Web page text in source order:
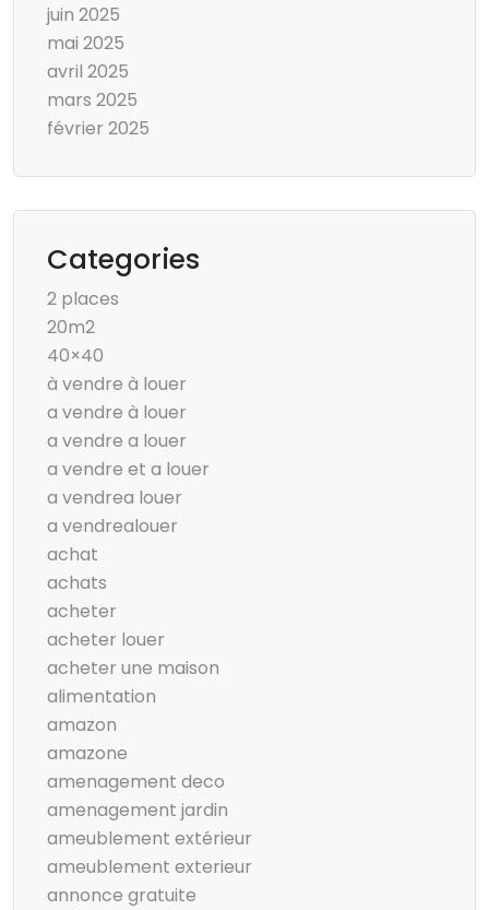
juin 2025
mai 2025
avril 2025
mars 2025
février 2025
Categories
2 places
20m2
40×40
à vendre à louer
a vendre à louer
a vendre a louer
a vendre et a louer
a vendrea louer
a vendrealouer
achat
achats
acheter
acheter louer
acheter une maison
alimentation
amazon
amazone
amenagement deco
amenagement jardin
ameublement extérieur
ameublement exterieur
annonce gratuite